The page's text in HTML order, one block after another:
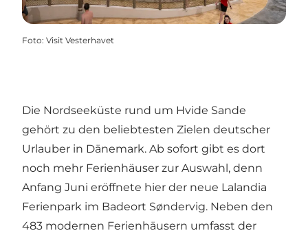
Foto: Visit Vesterhavet
Die Nordseeküste rund um Hvide Sande
gehört zu den beliebtesten Zielen deutscher
Urlauber in Dänemark. Ab sofort gibt es dort
noch mehr Ferienhäuser zur Auswahl, denn
Anfang Juni eröffnete hier der neue Lalandia
Ferienpark im Badeort Søndervig. Neben den
483 modernen Ferienhäusern umfasst der